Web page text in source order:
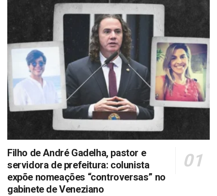
Filho de André Gadelha, pastor e
servidora de prefeitura: colunista
expõe nomeações “controversas” no
gabinete de Veneziano